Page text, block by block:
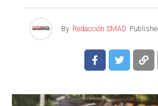
By Redacción SMAD